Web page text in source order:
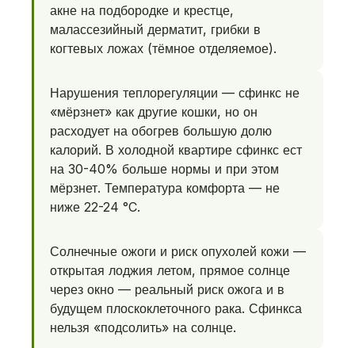
акне на подбородке и крестце,
малассезийный дерматит, грибки в
когтевых ложах (тёмное отделяемое).
Нарушения теплорегуляции — сфинкс не
«мёрзнет» как другие кошки, но он
расходует на обогрев большую долю
калорий. В холодной квартире сфинкс ест
на 30-40% больше нормы и при этом
мёрзнет. Температура комфорта — не
ниже 22-24 °C.
Солнечные ожоги и риск опухолей кожи —
открытая лоджия летом, прямое солнце
через окно — реальный риск ожога и в
будущем плоскоклеточного рака. Сфинкса
нельзя «подсолить» на солнце.